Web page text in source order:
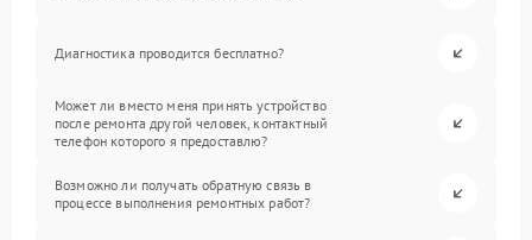
Диагностика проводится бесплатно?
Может ли вместо меня принять устройство
после ремонта другой человек, контактный
телефон которого я предоставлю?
Возможно ли получать обратную связь в
процессе выполнения ремонтных работ?